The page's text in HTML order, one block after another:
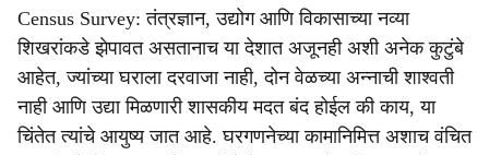
o
c
i
Census Survey: तंत्रज्ञान, उद्योग आणि विकासाच्या नव्या
शिखरांकडे झेपावत असतानाच या देशात अजूनही अशी अनेक कुटुंबे
आहेत, ज्यांच्या घराला दरवाजा नाही, दोन वेळच्या अन्नाची शाश्वती
नाही आणि उद्या मिळणारी शासकीय मदत बंद होईल की काय, या
चिंतेत त्यांचे आयुष्य जात आहे. घरगणनेच्या कामानिमित्त अशाच वंचित